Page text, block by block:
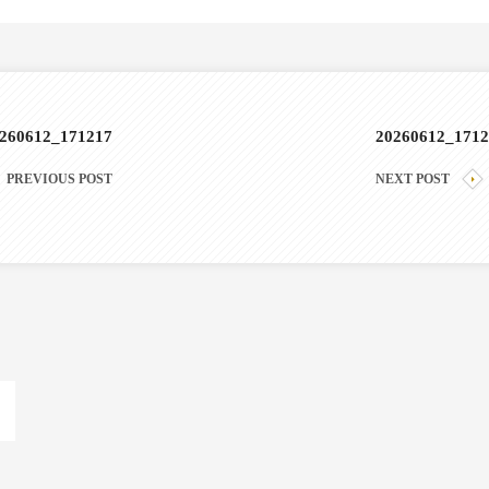
PREVIOUS POST NEXT POST